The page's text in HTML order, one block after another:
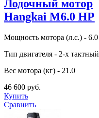
Лодочный мотор
Hangkai M6.0 HP
Мощность мотора (л.с.) - 6.0
Тип двигателя - 2-х тактный
Вес мотора (кг) - 21.0
46 600 руб.
Купить
Сравнить